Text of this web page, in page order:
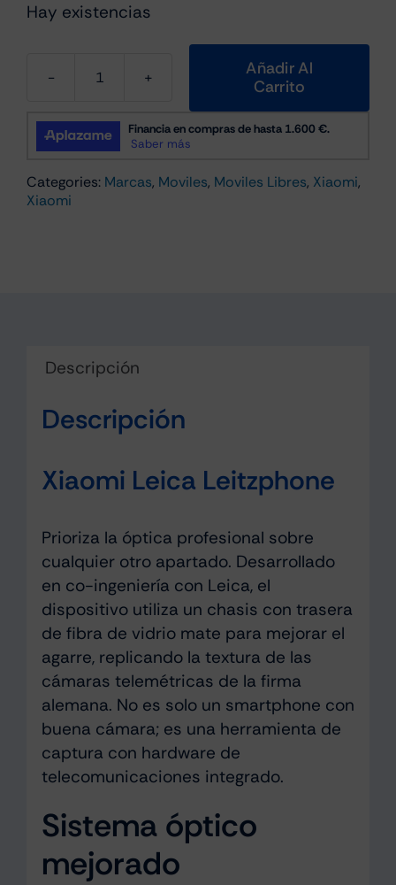
Hay existencias
Xiaomi
Leitzphone
16Gb/1Tb
Añadir Al
Carrito
Categories: Marcas, Moviles, Moviles Libres, Xiaomi,
Xiaomi
Descripción
Descripción
Xiaomi Leica Leitzphone
Prioriza la óptica profesional sobre
cualquier otro apartado. Desarrollado
en co-ingeniería con Leica, el
dispositivo utiliza un chasis con trasera
de fibra de vidrio mate para mejorar el
agarre, replicando la textura de las
cámaras telemétricas de la firma
alemana. No es solo un smartphone con
buena cámara; es una herramienta de
captura con hardware de
telecomunicaciones integrado.
Sistema óptico
mejorado